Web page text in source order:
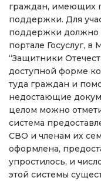
граждан, имеющих
поддержки. Для
поддержки должно
портале Госуслуг,
“Защитники
доступной форме
туда граждан и
недостающие
целом можно
система
СВО и членам их
оформлена,
упростилось, и
этой системы